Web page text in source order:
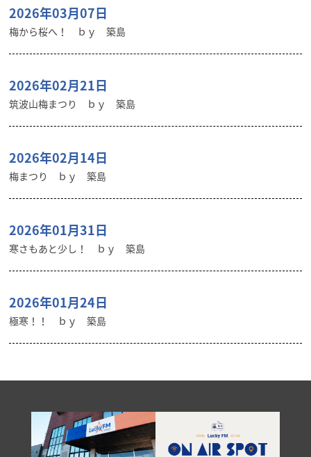
2026年03月07日
梅から桜へ！ ｂｙ 築島
2026年02月21日
筑波山梅まつり ｂｙ 築島
2026年02月14日
梅まつり ｂｙ 築島
2026年01月31日
寒さもあと少し！ ｂｙ 築島
2026年01月24日
極寒！！ ｂｙ 築島